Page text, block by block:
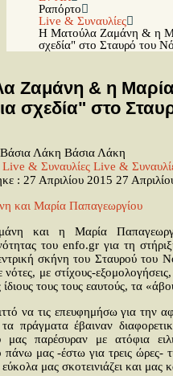
Ραπόρτο
Live & Συναυλίες
Η Ματούλα Ζαμάνη & η
σχεδία" στο Σταυρό του
Ζαμάνη & η
σχεδία" στο
Λάκη Βάσια Λάκη
Live & Συναυλίες Live &
: 27 Απριλίου 2015 27
και η Μαρία
του enfo.gr για τη
σκήνη του Σταυρού του
νότες, με στίχους-
τους τους εαυτούς, τα
να τις επευφημήσω για την
πράγματα έβαιναν
μας παρέσυραν με ατόφια
μας -έστω για τρεις ώρες-
μας σκοτεινιάζει και μας